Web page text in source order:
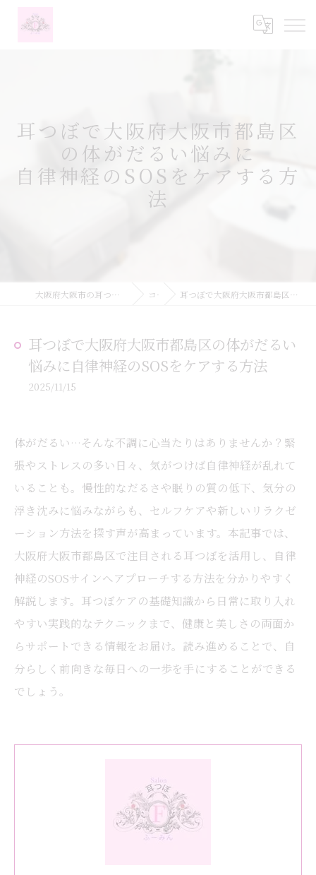
耳つぼで大阪府大阪市都島区
の体がだるい悩みに
自律神経のSOSをケアする方
法
大阪府大阪市の耳つぼなら耳つぼダイエットサロンふーみん コラム 耳つぼで大阪府大阪市都島区の体がだるい悩みに自律神経のSOSをケアする方法
耳つぼで大阪府大阪市都島区の体がだるい
悩みに自律神経のSOSをケアする方法
2025/11/15
体がだるい…そんな不調に心当たりはありませんか？緊
張やストレスの多い日々、気がつけば自律神経が乱れて
いることも。慢性的なだるさや眠りの質の低下、気分の
浮き沈みに悩みながらも、セルフケアや新しいリラクゼ
ーション方法を探す声が高まっています。本記事では、
大阪府大阪市都島区で注目される耳つぼを活用し、自律
神経のSOSサインへアプローチする方法を分かりやすく
解説します。耳つぼケアの基礎知識から日常に取り入れ
やすい実践的なテクニックまで、健康と美しさの両面か
らサポートできる情報をお届け。読み進めることで、自
分らしく前向きな毎日への一歩を手にすることができる
でしょう。